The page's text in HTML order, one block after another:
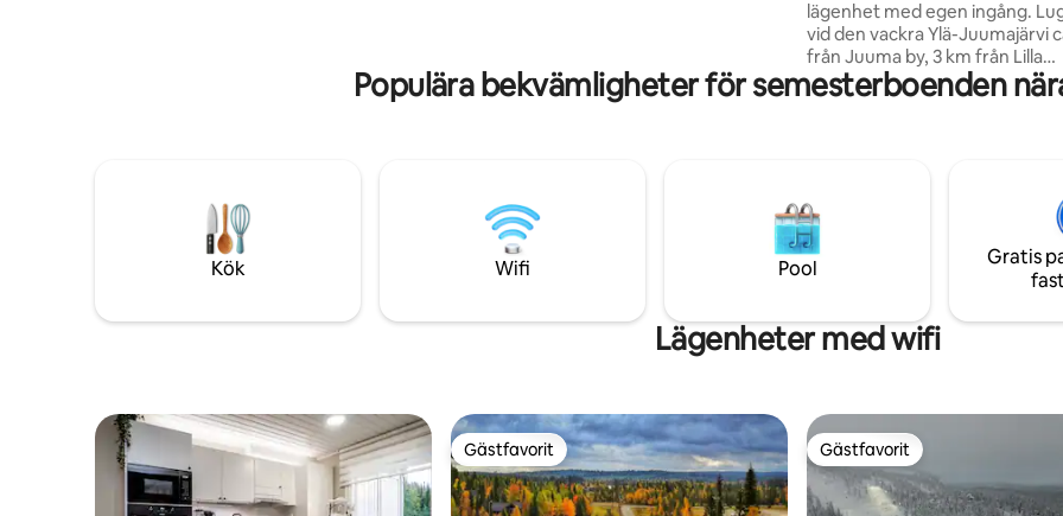
lägenhet med egen ingång.
vid den vackra Ylä-Juumajärvi
från Juuma by, 3 km från Lilla
Karhunkierros, nära Oulangan
nationalpark. I närheten finns
platser. Strandsaunan är
ger dig råd om hur du värmer
WiFi tillgängligt. Priset
sänglinne och handdukar för
personer.
Populära bekvämligheter för semesterboenden
Kök Wifi Pool
Gratis
Lägenheter med wifi
Gästfavorit
Gästfavorit Gästfavorit
Gästfavorit